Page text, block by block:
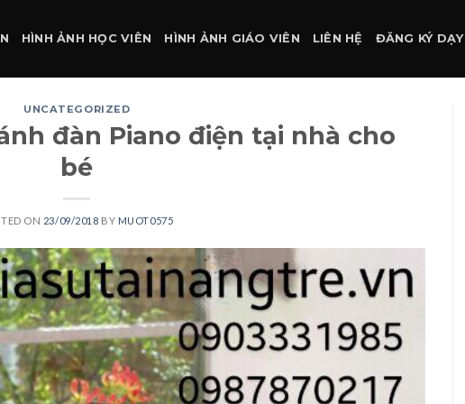
HÌNH ẢNH HỌC VIÊN HÌNH ẢNH GIÁO VIÊN LIÊN HỆ ĐĂNG KÝ DẠY
UNCATEGORIZED
đàn Piano điện tại nhà cho
bé
ON 23/09/2018 BY MUOT0575